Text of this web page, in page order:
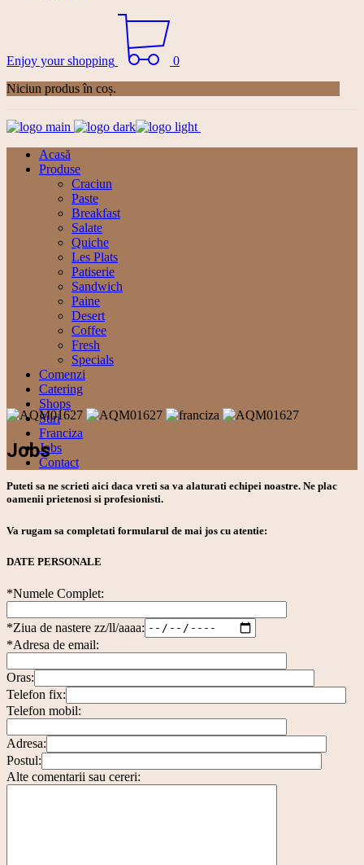
Enjoy your shopping
0
Niciun produs în coș.
Acasă
Produse
Craciun
Paste
Breakfast
Salate
Quiche
Les Plats
Patiserie
Sandwich
Paine
Desert
Coffee
Fresh
Specials
Comenzi
Catering
Shops
Stiri
Franciza
Jobs
Contact
Jobs
Puteti sa ne scrieti aici daca vreti sa va alaturati echipei noastre. Ne plac
oamenii prietenosi si profesionisti.
Va rugam sa completati formularul de mai jos cu atentie:
DATE PERSONALE
*Numele Complet:
*Ziua de nastere zz/ll/aaaa:
*Adresa de email:
Oras:
Telefon fix:
Telefon mobil:
Adresa:
Postul:
Alte comentarii sau cereri: